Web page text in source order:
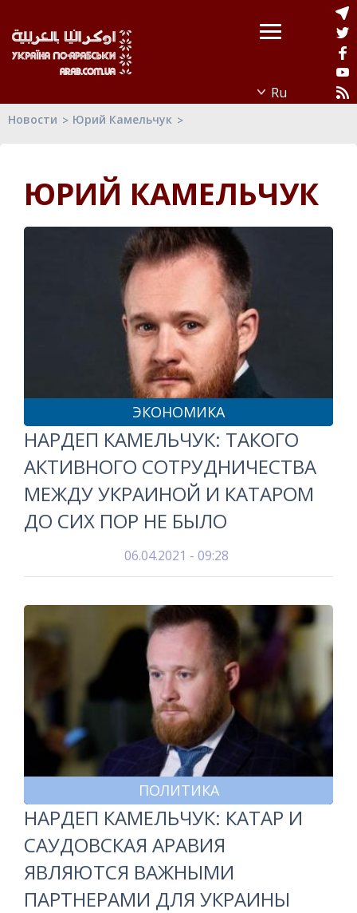
Новости Юрий Камельчук
ЮРИЙ КАМЕЛЬЧУК
ЭКОНОМИКА
НАРДЕП КАМЕЛЬЧУК: ТАКОГО
АКТИВНОГО СОТРУДНИЧЕСТВА
МЕЖДУ УКРАИНОЙ И КАТАРОМ
ДО СИХ ПОР НЕ БЫЛО
06.04.2021 - 09:28
ПОЛИТИКА
НАРДЕП КАМЕЛЬЧУК: КАТАР И
САУДОВСКАЯ АРАВИЯ
ЯВЛЯЮТСЯ ВАЖНЫМИ
ПАРТНЕРАМИ ДЛЯ УКРАИНЫ